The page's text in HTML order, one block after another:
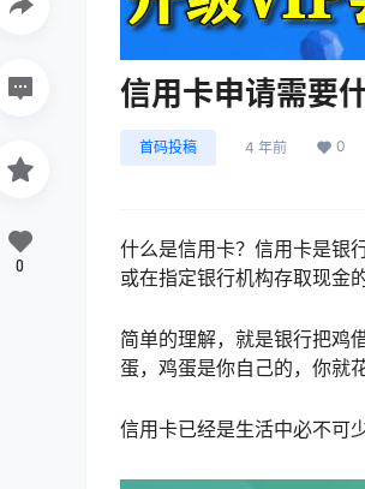
信用卡申请需要
首码投稿 4 年前 0
什么是信用卡？信用卡是银
或在指定银行机构存取现金
简单的理解，就是银行把鸡
蛋，鸡蛋是你自己的，你就
信用卡已经是生活中必不可
0